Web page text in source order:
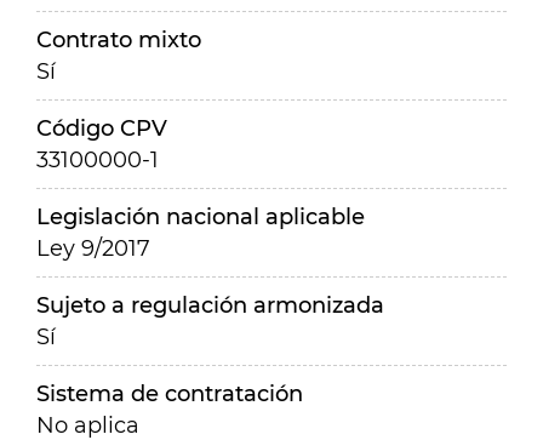
Contrato mixto
Sí
Código CPV
33100000-1
Legislación nacional aplicable
Ley 9/2017
Sujeto a regulación armonizada
Sí
Sistema de contratación
No aplica